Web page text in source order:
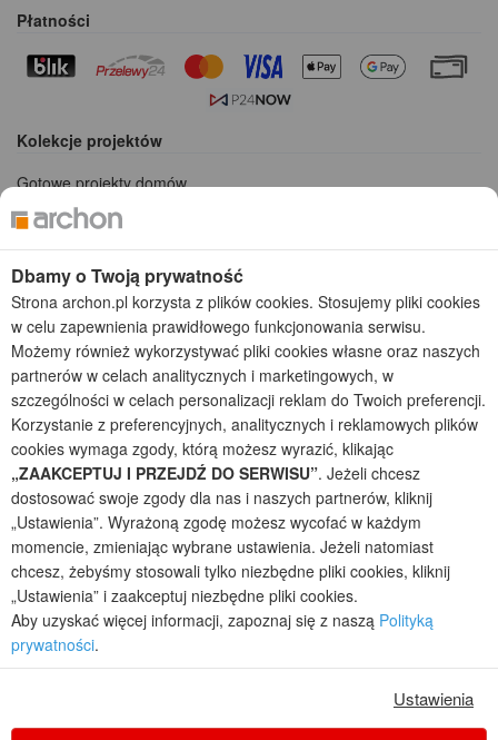
Płatności
Kolekcje projektów
Gotowe projekty domów
Projekty domów tanich w budowie
Projekty domów szeregowych
Projekty małych domów (do 150 m2)
Projekty domów wielorodzinnych
Projekty domów bliźniaczych
Projekty domów nowoczesnych
Projekty domów parterowych
2026 © ARCHON+ Biuro Projektów - Tradycyjne i nowoczesne gotowe
projekty domów - autorska pracownia architektoniczna założona w 1990r.
przez arch. Barbarę Mendel
Z uwagi na ciągłe doskonalenie procesu powstawania projektów (zgodnie z
normą ISO 9001), prezentowane na stronie projekty domów mogą
nieznacznie różnić się od dokumentacji technicznej.
Informujemy, iż w celu optymalizacji treści dostępnych w naszym sklepie,
dostosowania ich do Państwa indywidualnych potrzeb korzystamy z
informacji zapisanych za pomocą plików cookies na urządzeniach
końcowych użytkowników. Pliki cookies użytkownik może kontrolować za
pomocą ustawień swojej przeglądarki internetowej. Dalsze korzystanie z
naszego serwisu internetowego, bez zmiany ustawień przeglądarki
internetowej oznacza, iż użytkownik akceptuje stosowanie plików cookies.
Dbamy o Twoją prywatność
Strona archon.pl korzysta z plików cookies. Stosujemy pliki cookies
w celu zapewnienia prawidłowego funkcjonowania serwisu.
Możemy również wykorzystywać pliki cookies własne oraz naszych
partnerów w celach analitycznych i marketingowych, w
szczególności w celach personalizacji reklam do Twoich preferencji.
Korzystanie z preferencyjnych, analitycznych i reklamowych plików
cookies wymaga zgody, którą możesz wyrazić, klikając
„ZAAKCEPTUJ I PRZEJDŹ DO SERWISU”. Jeżeli chcesz
dostosować swoje zgody dla nas i naszych partnerów, kliknij
„Ustawienia”. Wyrażoną zgodę możesz wycofać w każdym
momencie, zmieniając wybrane ustawienia. Jeżeli natomiast
chcesz, żebyśmy stosowali tylko niezbędne pliki cookies, kliknij
„Ustawienia” i zaakceptuj niezbędne pliki cookies.
Aby uzyskać więcej informacji, zapoznaj się z naszą Polityką
prywatności.
Ustawienia